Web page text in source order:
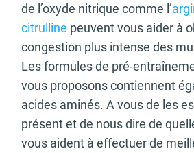
de l’oxyde nitrique comme l’
citrulline peuvent vous aider à
congestion plus intense des
Les formules de pré-
vous proposons contiennent
acides aminés. A vous de les
présent et de nous dire de
vous aident à effectuer de